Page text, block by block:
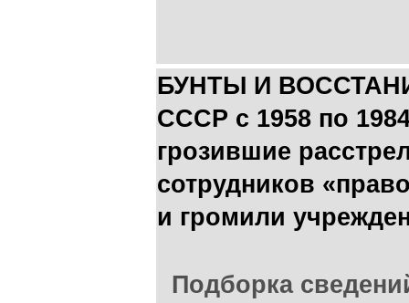
БУНТЫ И
СССР с 1958 по
грозившие
сотрудников
и громили
Подборка